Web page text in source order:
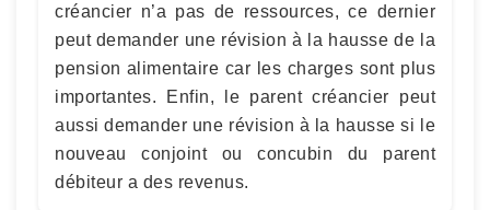
créancier n’a pas de ressources, ce dernier
peut demander une révision à la hausse de la
pension alimentaire car les charges sont plus
importantes. Enfin, le parent créancier peut
aussi demander une révision à la hausse si le
nouveau conjoint ou concubin du parent
débiteur a des revenus.